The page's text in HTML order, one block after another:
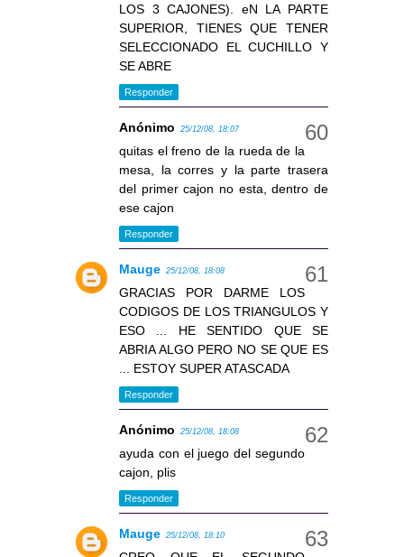
LOS 3 CAJONES). eN LA PARTE
SUPERIOR, TIENES QUE TENER
SELECCIONADO EL CUCHILLO Y
SE ABRE
Responder
Anónimo 25/12/08, 18:07
quitas el freno de la rueda de la
mesa, la corres y la parte trasera
del primer cajon no esta, dentro de
ese cajon
Responder
Mauge 25/12/08, 18:08
GRACIAS POR DARME LOS
CODIGOS DE LOS TRIANGULOS Y
ESO ... HE SENTIDO QUE SE
ABRIA ALGO PERO NO SE QUE ES
... ESTOY SUPER ATASCADA
Responder
Anónimo 25/12/08, 18:08
ayuda con el juego del segundo
cajon, plis
Responder
Mauge 25/12/08, 18:10